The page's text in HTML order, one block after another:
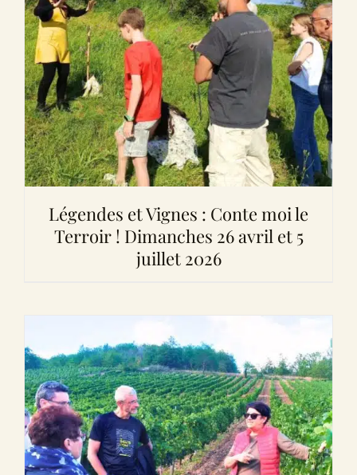
Légendes et Vignes : Conte moi le
Terroir ! Dimanches 26 avril et 5
juillet 2026